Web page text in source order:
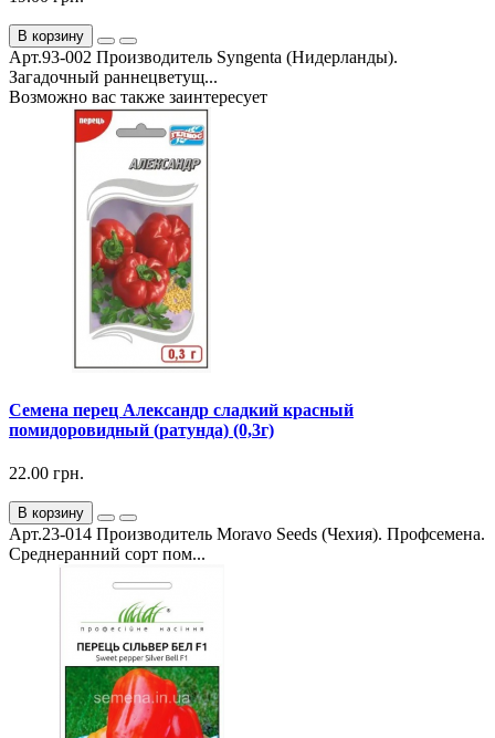
В корзину
Арт.93-002 Производитель Syngenta (Нидерланды).
Загадочный раннецветущ...
Возможно вас также заинтересует
Семена перец Александр сладкий красный
помидоровидный (ратунда) (0,3г)
22.00 грн.
В корзину
Арт.23-014 Производитель Moravo Seeds (Чехия). Профсемена.
Среднеранний сорт пом...